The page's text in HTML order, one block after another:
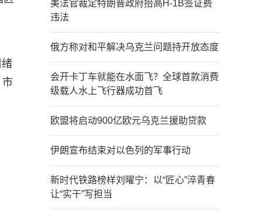
美法官裁定特朗普政府抬高H-1B签证费
违法
俄方称对和平解决乌克兰问题持开放态度
会开卡丁车就能在水面飞？全球首款消费
级载人水上飞行器成功首飞
欧盟将启动900亿欧元乌克兰援助贷款
伊朗宣布结束对以色列的军事行动
新时代铁路榜样刘曜宁：以“匠心”淬青春
让“实干”写担当